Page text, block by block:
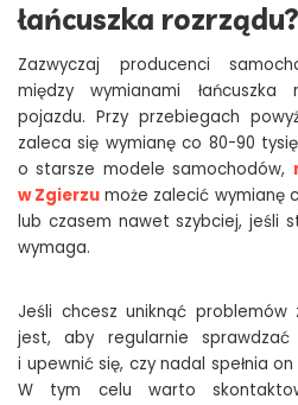
łańcuszka rozrządu?
Zazwyczaj producenci
między wymianami
pojazdu. Przy przebiegach
zaleca się wymianę co 80-90
o starsze modele samochodów,
w Zgierzu może zalecić wymianę
lub czasem nawet szybciej, jeśli
wymaga.
Jeśli chcesz uniknąć problemów
jest, aby regularnie sprawdzać
i upewnić się, czy nadal spełnia
W tym celu warto